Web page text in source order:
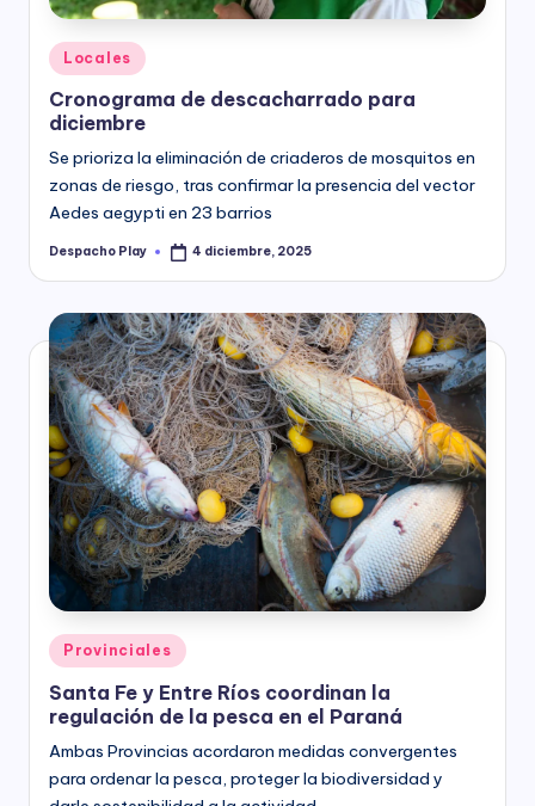
Posted
in
Locales
Cronograma de descacharrado para
diciembre
Se prioriza la eliminación de criaderos de mosquitos en
zonas de riesgo, tras confirmar la presencia del vector
Aedes aegypti en 23 barrios
Posted
Despacho Play 4 diciembre, 2025
Posted
in
Provinciales
Santa Fe y Entre Ríos coordinan la
regulación de la pesca en el Paraná
Ambas Provincias acordaron medidas convergentes
para ordenar la pesca, proteger la biodiversidad y